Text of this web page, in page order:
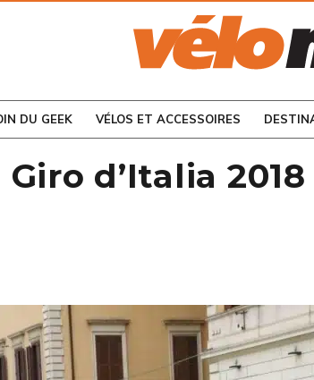
DU GEEK VÉLOS ET ACCESSOIRES
CONSULTEZ LES
d’Italia 2018